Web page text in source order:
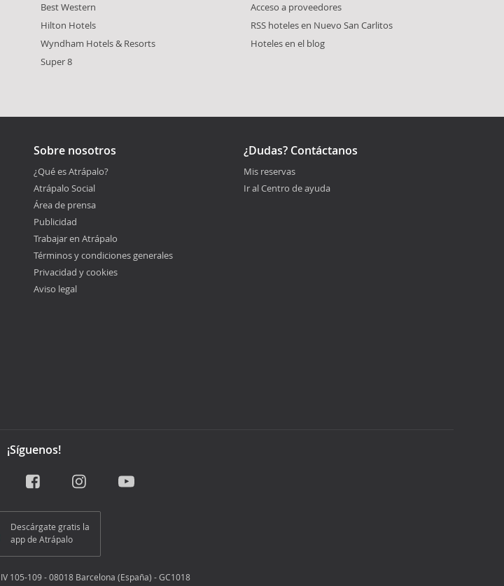
Best Western
Hilton Hotels
Wyndham Hotels & Resorts
Super 8
Acceso a proveedores
RSS hoteles en Nuevo San Carlitos
Hoteles en el blog
Sobre nosotros
¿Qué es Atrápalo?
Atrápalo Social
Área de prensa
Publicidad
Trabajar en Atrápalo
Términos y condiciones generales
Privacidad y cookies
Aviso legal
¿Dudas? Contáctanos
Mis reservas
Ir al Centro de ayuda
¡Síguenos!
Descárgate gratis la
app de Atrápalo
105-109 - 08018 Barcelona (España) - GC1018